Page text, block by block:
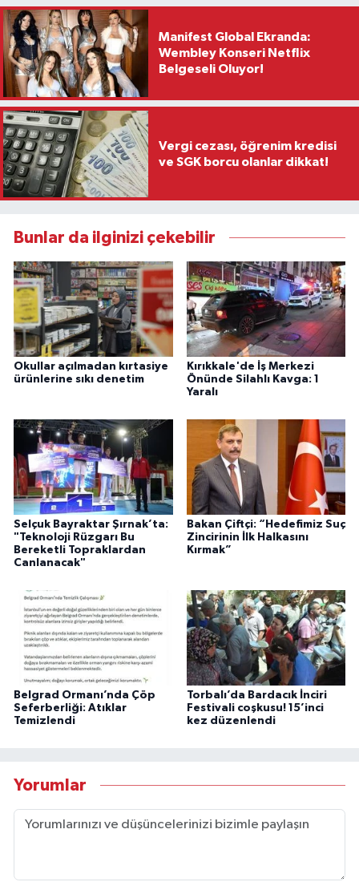
Manifest Global Ekranda:
Wembley Konseri Netflix
Belgeseli Oluyor!
Vergi cezası, öğrenim kredisi
ve SGK borcu olanlar dikkat!
Bunlar da ilginizi çekebilir
Okullar açılmadan kırtasiye
ürünlerine sıkı denetim
Kırıkkale'de İş Merkezi
Önünde Silahlı Kavga: 1
Yaralı
Selçuk Bayraktar Şırnak’ta:
"Teknoloji Rüzgarı Bu
Bereketli Topraklardan
Canlanacak"
Bakan Çiftçi: “Hedefimiz Suç
Zincirinin İlk Halkasını
Kırmak”
Belgrad Ormanı’nda Çöp
Seferberliği: Atıklar
Temizlendi
Torbalı’da Bardacık İnciri
Festivali coşkusu! 15’inci
kez düzenlendi
Yorumlar